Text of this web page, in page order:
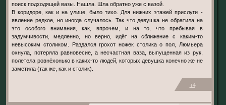
поиск подходящей вазы. Нашла. Шла обратно уже с вазой.
В коридоре, как и на улице, было тихо. Для нижних этажей прислуги -
явление редкое, но иногда случалось. Так что девушка не обратила на
это особого внимания, как, впрочем, и на то, что пребывая в
задумчивости, медленно, но верно, идёт на сближение с каким-то
невысоким столиком. Раздался грохот ножек столика о пол, Люмьера
охнула, потеряла равновесие, а несчастная ваза, выпущенная из рук,
полетела ровнёхонько в каких-то людей, которых девушка конечно же не
заметила (так же, как и столик).
+4